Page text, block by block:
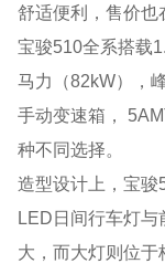
舒适便利，售价也
宝骏510全系搭载
马力（82kW），
手动变速箱，
种不同选择。
造型设计上，宝骏
LED日间行车灯与
大，而大灯则位